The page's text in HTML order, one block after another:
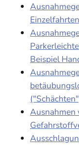
Beispiel
Ausnahmen